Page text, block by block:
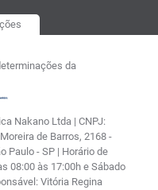
da
Nakano Ltda | CNPJ:
de Barros, 2168 -
Paulo - SP | Horário de
08:00 às 17:00h e Sábado
Vitória Regina